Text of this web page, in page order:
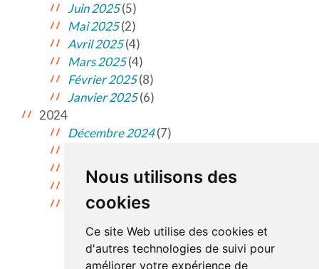
Nous utilisons des
cookies
Ce site Web utilise des cookies et
d'autres technologies de suivi pour
améliorer votre expérience de
Juin 2025(5)
Mai 2025(2)
Avril 2025(4)
Mars 2025(4)
Février 2025(8)
Janvier 2025(6)
2024
Décembre 2024(7)
Octobre 2024
(10)
Septembre 2024(9)
Août 2024(5)